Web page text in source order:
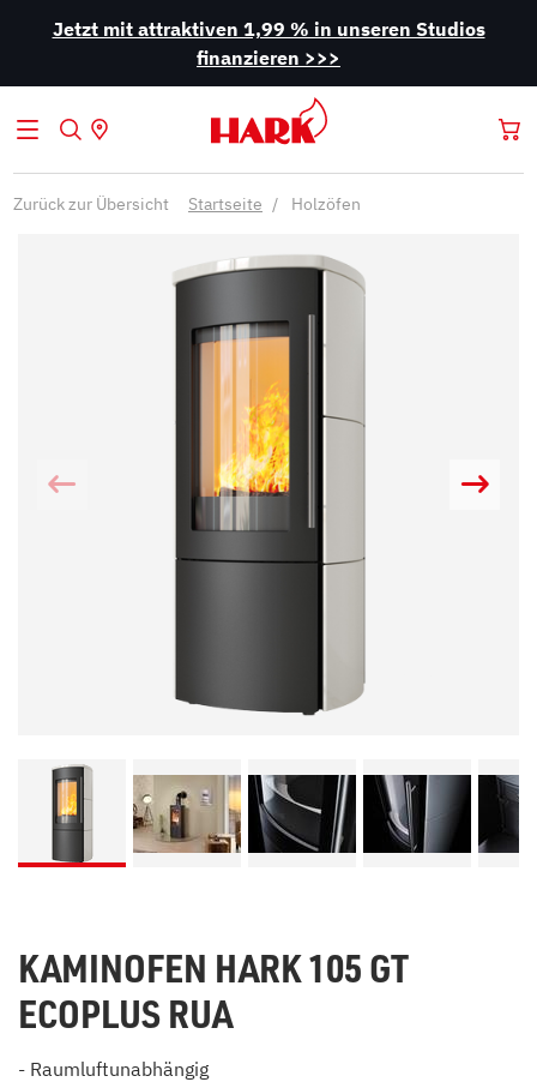
Jetzt mit attraktiven 1,99 % in unseren Studios
finanzieren >>>
Zurück zur Übersicht Startseite Holzöfen
KAMINOFEN HARK 105 GT
ECOPLUS RUA
- Raumluftunabhängig